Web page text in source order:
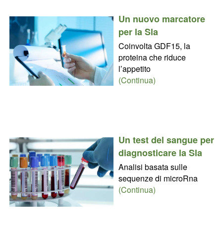
Un nuovo marcatore
per la Sla
Coinvolta GDF15, la
proteina che riduce
l’appetito
(Continua)
Un test del sangue per
diagnosticare la Sla
Analisi basata sulle
sequenze di microRna
(Continua)